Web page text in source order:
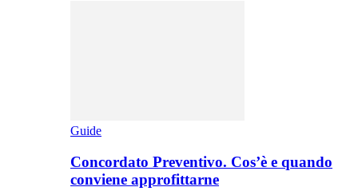
Guide
Concordato Preventivo. Cos’è e quando
conviene approfittarne